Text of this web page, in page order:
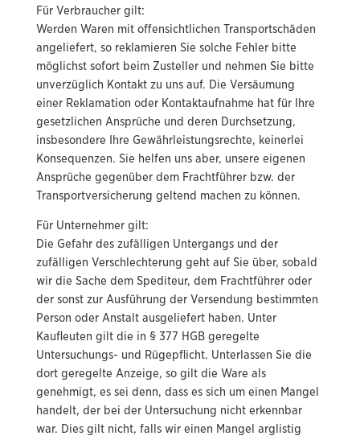
Für Verbraucher gilt:
Werden Waren mit offensichtlichen Transportschäden
angeliefert, so reklamieren Sie solche Fehler bitte
möglichst sofort beim Zusteller und nehmen Sie bitte
unverzüglich Kontakt zu uns auf. Die Versäumung
einer Reklamation oder Kontaktaufnahme hat für Ihre
gesetzlichen Ansprüche und deren Durchsetzung,
insbesondere Ihre Gewährleistungsrechte, keinerlei
Konsequenzen. Sie helfen uns aber, unsere eigenen
Ansprüche gegenüber dem Frachtführer bzw. der
Transportversicherung geltend machen zu können.
Für Unternehmer gilt:
Die Gefahr des zufälligen Untergangs und der
zufälligen Verschlechterung geht auf Sie über, sobald
wir die Sache dem Spediteur, dem Frachtführer oder
der sonst zur Ausführung der Versendung bestimmten
Person oder Anstalt ausgeliefert haben. Unter
Kaufleuten gilt die in § 377 HGB geregelte
Untersuchungs- und Rügepflicht. Unterlassen Sie die
dort geregelte Anzeige, so gilt die Ware als
genehmigt, es sei denn, dass es sich um einen Mangel
handelt, der bei der Untersuchung nicht erkennbar
war. Dies gilt nicht, falls wir einen Mangel arglistig